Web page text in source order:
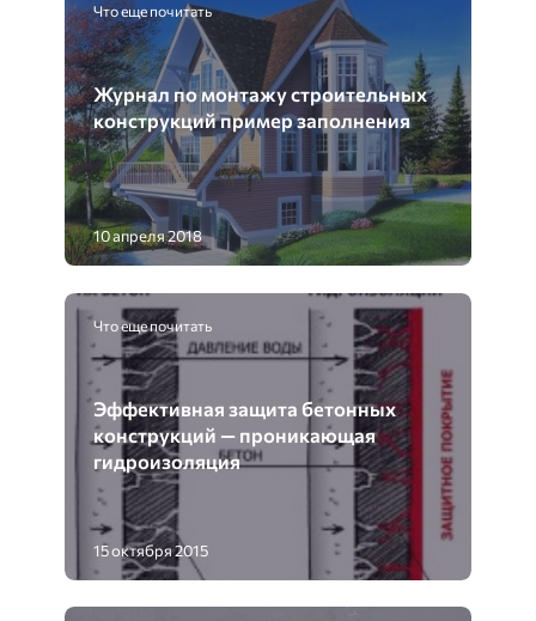
Что еще почитать
Журнал по монтажу строительных
конструкций пример заполнения
10 апреля 2018
Что еще почитать
Эффективная защита бетонных
конструкций — проникающая
гидроизоляция
15 октября 2015